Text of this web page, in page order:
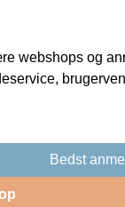
webshops og
Bedst